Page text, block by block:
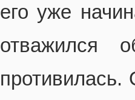
его уже